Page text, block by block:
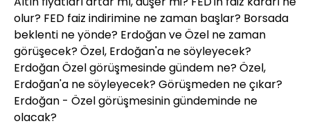
olur? FED faiz indirimine ne zaman başlar? Borsada
beklenti ne yönde? Erdoğan ve Özel ne zaman
görüşecek? Özel, Erdoğan'a ne söyleyecek?
Erdoğan Özel görüşmesinde gündem ne? Özel,
Erdoğan'a ne söyleyecek? Görüşmeden ne çıkar?
Erdoğan - Özel görüşmesinin gündeminde ne
olacak?